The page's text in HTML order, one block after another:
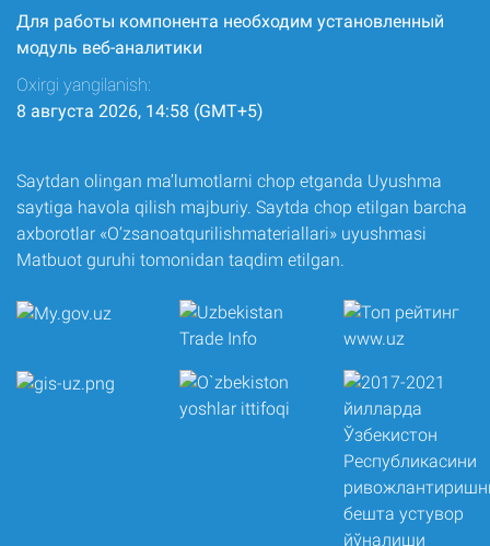
Для работы компонента необходим установленный
модуль веб-аналитики
Oxirgi yangilanish:
8 августа 2026, 14:58 (GMT+5)
Saytdan olingan ma’lumotlarni chop etganda Uyushma
saytiga havola qilish majburiy. Saytda chop etilgan barcha
axborotlar «O‘zsanoatqurilishmateriallari» uyushmasi
Matbuot guruhi tomonidan taqdim etilgan.